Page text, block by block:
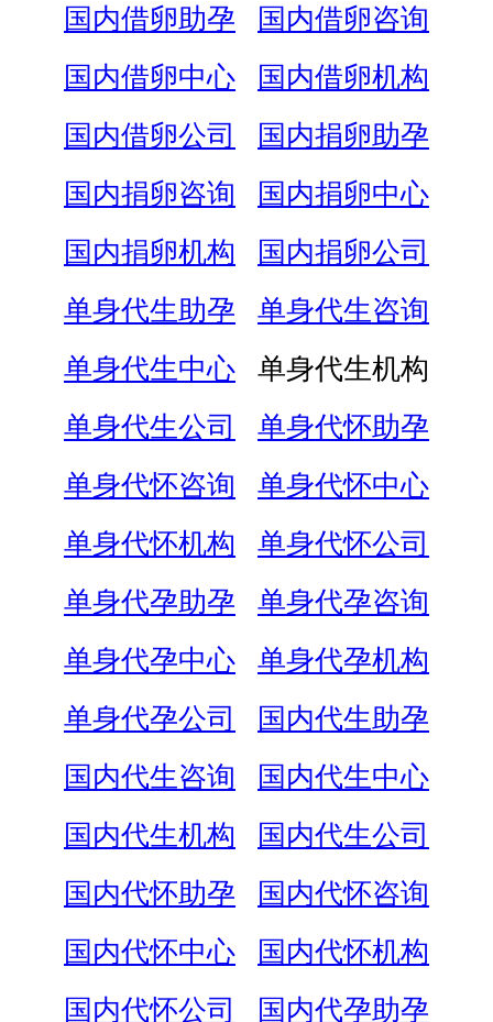
国内借卵助孕
国内借卵咨询
国内借卵中心
国内借卵机构
国内借卵公司
国内捐卵助孕
国内捐卵咨询
国内捐卵中心
国内捐卵机构
国内捐卵公司
单身代生助孕
单身代生咨询
单身代生中心
单身代生机构
单身代生公司
单身代怀助孕
单身代怀咨询
单身代怀中心
单身代怀机构
单身代怀公司
单身代孕助孕
单身代孕咨询
单身代孕中心
单身代孕机构
单身代孕公司
国内代生助孕
国内代生咨询
国内代生中心
国内代生机构
国内代生公司
国内代怀助孕
国内代怀咨询
国内代怀中心
国内代怀机构
国内代怀公司
国内代孕助孕